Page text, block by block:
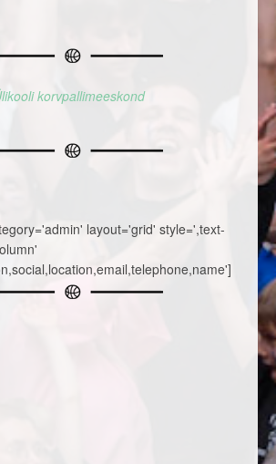
korvpallimeeskond
layout='grid' style=',text-